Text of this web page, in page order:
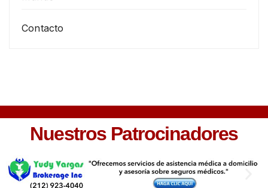
Contacto
Nuestros Patrocinadores